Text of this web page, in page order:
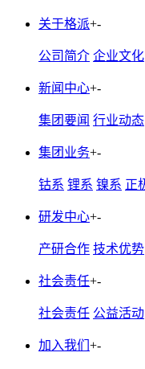
关于格派+-
公司简介 企业文化
新闻中心+-
集团要闻 行业动态
集团业务+-
钴系 锂系 镍系 正
研发中心+-
产研合作 技术优势
社会责任+-
社会责任 公益活动
加入我们 +-